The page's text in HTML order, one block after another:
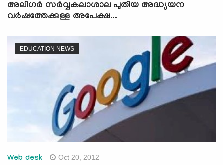
അലിഗര്‍ സര്‍വ്വകലാശാല പുതിയ അദ്ധ്യയന
വര്‍ഷത്തേക്കുള്ള അപേക്ഷ...
EDUCATION NEWS
Web desk Oct 20, 2012